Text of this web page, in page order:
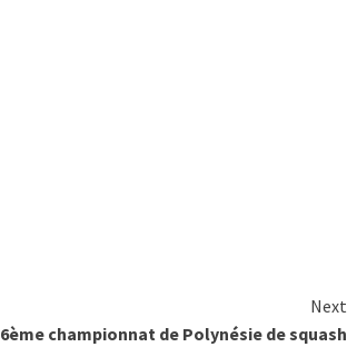
Next
6ème championnat de Polynésie de squash